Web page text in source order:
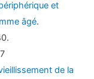
et
âgé.
de la